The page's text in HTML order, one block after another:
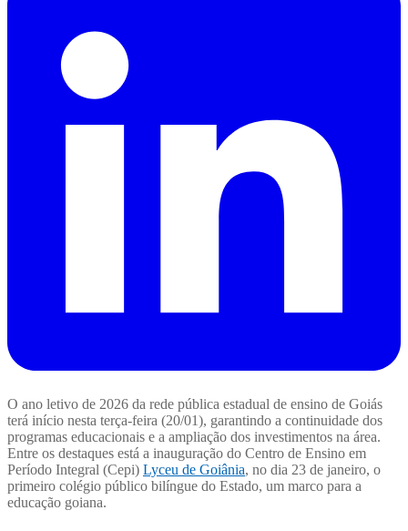
O ano letivo de 2026 da rede pública estadual de ensino de Goiás
terá início nesta terça-feira (20/01), garantindo a continuidade dos
programas educacionais e a ampliação dos investimentos na área.
Entre os destaques está a inauguração do Centro de Ensino em
Período Integral (Cepi) Lyceu de Goiânia, no dia 23 de janeiro, o
primeiro colégio público bilíngue do Estado, um marco para a
educação goiana.